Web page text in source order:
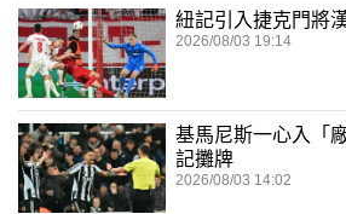
紐記引入捷克門將
2026/08/03 19:14
基馬尼斯一心入「
記攤牌
2026/08/03 14:02